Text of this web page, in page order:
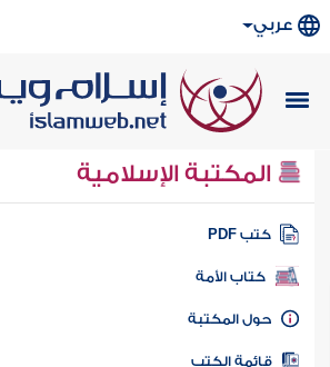
عربي
المكتبة الإسلامية
كتب PDF
كتاب الأمة
المكتبة